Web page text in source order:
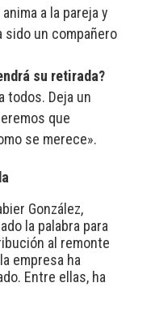
a la pareja y
sido un compañero
su retirada?
todos. Deja un
que
se merece».
González,
la palabra para
al remonte
empresa ha
Entre ellas, ha